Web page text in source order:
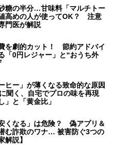
糖の半分…甘味料「マルチトー
高めの人が使ってOK？ 注意
門医が解説
を劇的カット！ 節約アドバイ
「0円レジャー」と“おうち外
ヒー」が薄くなる致命的な原因
聞く、自宅でプロの味を再現
」と「黄金比」
安くなる」は危険？ 偽アプリ＆
む詐欺のワナ… 被害防ぐ3つの
解説】